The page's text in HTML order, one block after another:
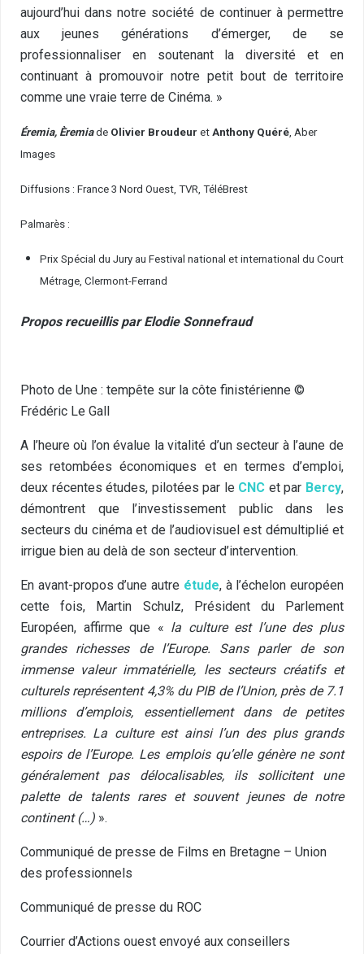
aujourd’hui dans notre société de continuer à permettre
aux jeunes générations d’émerger, de se
professionnaliser en soutenant la diversité et en
continuant à promouvoir notre petit bout de territoire
comme une vraie terre de Cinéma. »
Éremia, Èremiade Olivier Broudeur et Anthony Quéré, Aber
Images
Diffusions : France 3 Nord Ouest, TVR, TéléBrest
Palmarès :
Prix Spécial du Jury au Festival national et international du Court
Métrage, Clermont-Ferrand
Propos recueillis par Elodie Sonnefraud
Photo de Une : tempête sur la côte finistérienne ©
Frédéric Le Gall
A l’heure où l’on évalue la vitalité d’un secteur à l’aune de
ses retombées économiques et en termes d’emploi,
deux récentes études, pilotées par le CNC et par Bercy,
démontrent que l’investissement public dans les
secteurs du cinéma et de l’audiovisuel est démultiplié et
irrigue bien au delà de son secteur d’intervention.
En avant-propos d’une autre étude, à l’échelon européen
cette fois, Martin Schulz, Président du Parlement
Européen, affirme que « la culture est l’une des plus
grandes richesses de l’Europe. Sans parler de son
immense valeur immatérielle, les secteurs créatifs et
culturels représentent 4,3% du PIB de l’Union, près de 7.1
millions d’emplois, essentiellement dans de petites
entreprises. La culture est ainsi l’un des plus grands
espoirs de l’Europe. Les emplois qu’elle génère ne sont
généralement pas délocalisables, ils sollicitent une
palette de talents rares et souvent jeunes de notre
continent (…) ».
Communiqué de presse de Films en Bretagne – Union
des professionnels
Communiqué de presse du ROC
Courrier d’Actions ouest envoyé aux conseillers